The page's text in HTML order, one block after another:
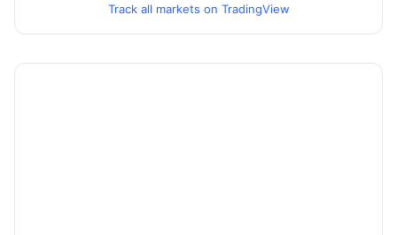
Track all markets on TradingView